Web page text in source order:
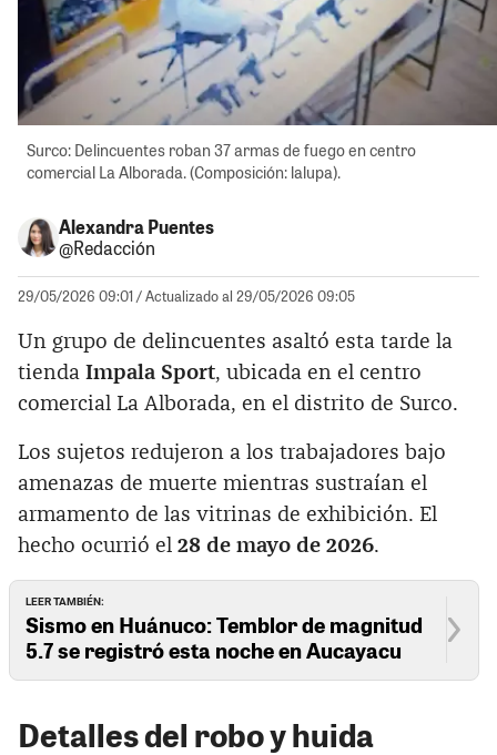
Surco: Delincuentes roban 37 armas de fuego en centro
comercial La Alborada. (Composición: lalupa).
Alexandra Puentes
@Redacción
29/05/2026 09:01 / Actualizado al 29/05/2026 09:05
Un grupo de delincuentes asaltó esta tarde la
tienda Impala Sport, ubicada en el centro
comercial La Alborada, en el distrito de Surco.
Los sujetos redujeron a los trabajadores bajo
amenazas de muerte mientras sustraían el
armamento de las vitrinas de exhibición. El
hecho ocurrió el 28 de mayo de 2026.
LEER TAMBIÉN:
Sismo en Huánuco: Temblor de magnitud
5.7 se registró esta noche en Aucayacu
Detalles del robo y huida